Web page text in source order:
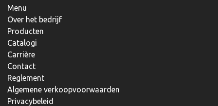
Menu
Over het bedrijf
Producten
Catalogi
Carrière
Contact
Reglement
Algemene verkoopvoorwaarden
Privacybeleid